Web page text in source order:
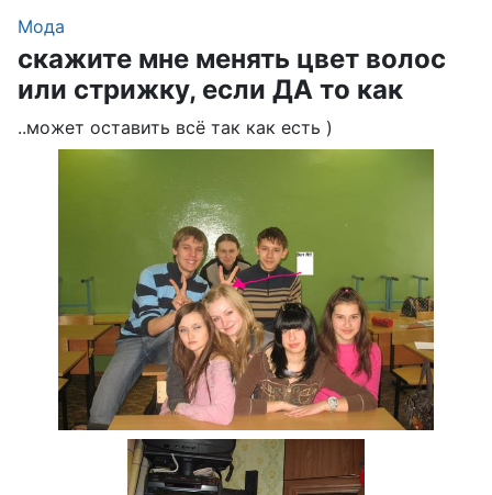
Мода
скажите мне менять цвет волос
или стрижку, если ДА то как
..может оставить всё так как есть )